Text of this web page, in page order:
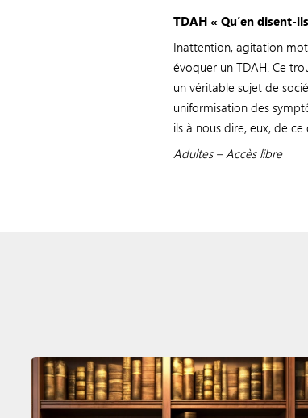
TDAH « Qu’en disent-
Inattention, agitation
évoquer un TDAH. Ce
un véritable sujet de
uniformisation des
ils à nous dire, eux, de
Adultes – Accès libre